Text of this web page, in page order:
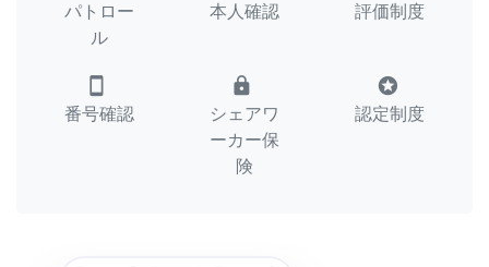
パトロー
ル
本人確認 評価制度
smartphone
番号確認
lock
シェアワ
ーカー保
険
stars
認定制度